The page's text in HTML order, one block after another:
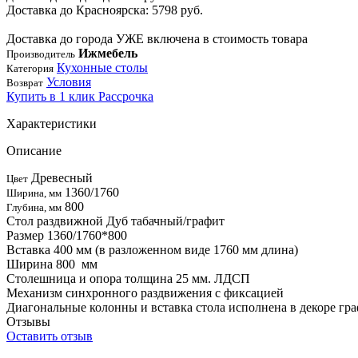
Доставка до Красноярска: 5798 руб.
Доставка до города УЖЕ включена в стоимость товара
Производитель Ижмебель
Категория Кухонные столы
Возврат Условия
Купить в 1 клик Рассрочка
Характеристики
Описание
Цвет Древесный
Ширина, мм 1360/1760
Глубина, мм 800
Стол раздвижной Дуб табачный/графит
Размер 1360/1760*800
Вставка 400 мм (в разложенном виде 1760 мм длина)
Ширина 800 мм
Столешница и опора толщина 25 мм. ЛДСП
Механизм синхронного раздвижения с фиксацией
Диагональные колонны и вставка стола исполнена в декоре
Отзывы
Оставить отзыв